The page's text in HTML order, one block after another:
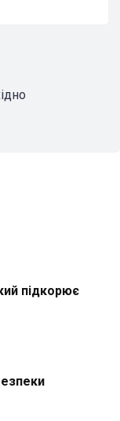
підкорює